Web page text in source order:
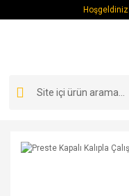
Hoşgeldiniz